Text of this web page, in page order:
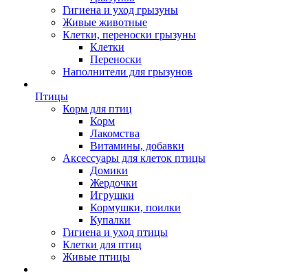
Гигиена и уход грызуны
Живые животные
Клетки, переноски грызуны
Клетки
Переноски
Наполнители для грызунов
Птицы
Корм для птиц
Корм
Лакомства
Витамины, добавки
Аксессуары для клеток птицы
Домики
Жердочки
Игрушки
Кормушки, поилки
Купалки
Гигиена и уход птицы
Клетки для птиц
Живые птицы